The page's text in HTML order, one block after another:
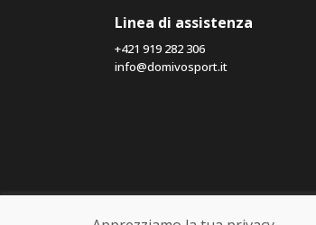
Linea di assistenza
+421 919 282 306
info@domivosport.it